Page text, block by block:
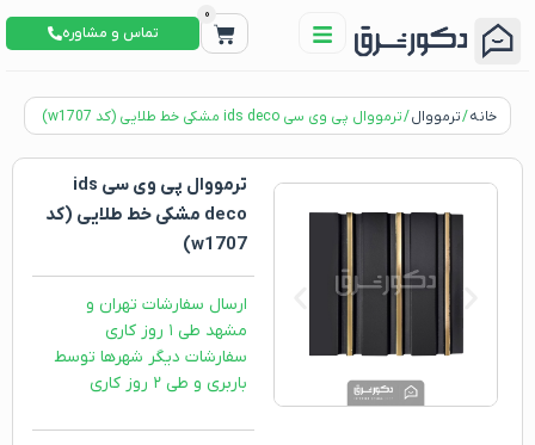
0
تماس و مشاوره
خانه/ترمووال/ ترمووال پی وی سی ids deco مشکی خط طلایی (کد w1707)
ترمووال پی وی سی ids
deco مشکی خط طلایی (کد
w1707)
ارسال سفارشات تهران و
مشهد طی ۱ روز کاری
سفارشات دیگر شهرها توسط
باربری و طی ۲ روز کاری